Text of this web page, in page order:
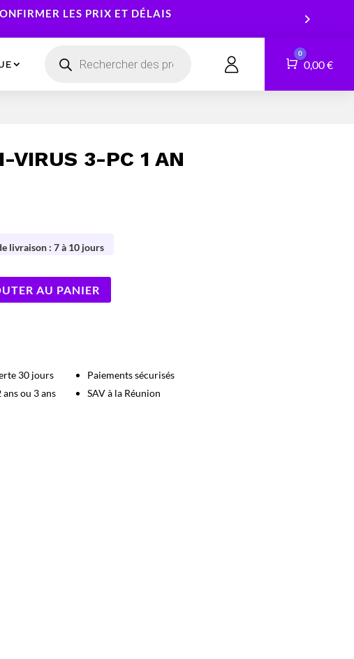
LES PRIX ET DÉLAIS
CONTACT
produits
Panier
0
0,00€
VIRUS 3-PC 1 AN
livraison : 7 à 10 jours
AU PANIER
30 jours
ou 3 ans
Paiements sécurisés
SAV à la Réunion
Tablettes